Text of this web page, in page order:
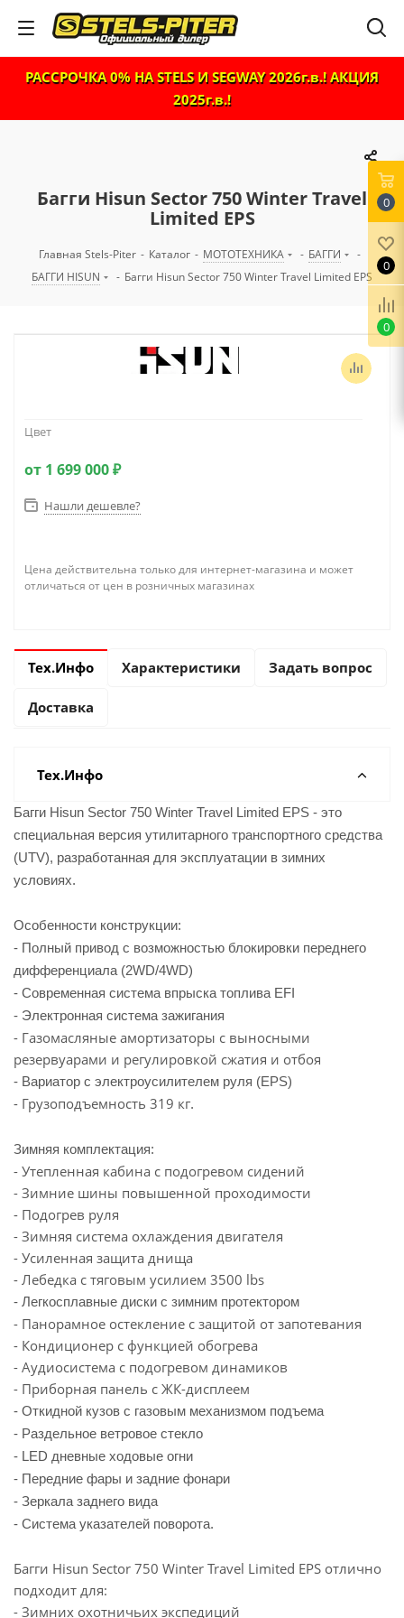
РАССРОЧКА 0% НА STELS И SEGWAY 2026г.в.! АКЦИЯ
2025г.в.!
Багги Hisun Sector 750 Winter Travel
Limited EPS
Главная Stels-Piter - Каталог - МОТОТЕХНИКА - БАГГИ
-
БАГГИ HISUN
- Багги Hisun Sector 750 Winter Travel Limited EPS
Цвет
от 1 699 000 ₽
Нашли дешевле?
Цена действительна только для интернет-магазина и может
отличаться от цен в розничных магазинах
Тех.Инфо Характеристики Задать вопрос
Доставка
Тех.Инфо
Багги Hisun Sector 750 Winter Travel Limited EPS - это
специальная версия утилитарного транспортного средства
(UTV), разработанная для эксплуатации в зимних
условиях.
Особенности конструкции:
- Полный привод с возможностью блокировки переднего
дифференциала (2WD/4WD)
- Современная система впрыска топлива EFI
- Электронная система зажигания
- Газомасляные амортизаторы с выносными
резервуарами и регулировкой сжатия и отбоя
- Вариатор с электроусилителем руля (EPS)
- Грузоподъемность 319 кг.
Зимняя комплектация:
- Утепленная кабина с подогревом сидений
- Зимние шины повышенной проходимости
- Подогрев руля
- Зимняя система охлаждения двигателя
- Усиленная защита днища
- Лебедка с тяговым усилием 3500 lbs
- Легкосплавные диски c зимним протектором
- Панорамное остекление с защитой от запотевания
- Кондиционер с функцией обогрева
- Аудиосистема с подогревом динамиков
- Приборная панель с ЖК-дисплеем
- Откидной кузов с газовым механизмом подъема
- Раздельное ветровое стекло
- LED дневные ходовые огни
- Передние фары и задние фонари
- Зеркала заднего вида
- Система указателей поворота.
Багги Hisun Sector 750 Winter Travel Limited EPS отлично
подходит для:
- Зимних охотничьих экспедиций
0
0
0